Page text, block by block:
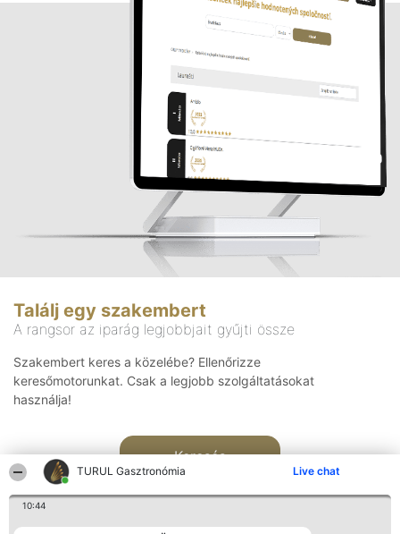
TURUL Gasztronómia Live chat
10:44
Találj egy szakembert
A rangsor az iparág legjobbjait gyűjti össze
Szakembert keres a közelébe? Ellenőrizze
keresőmotorunkat. Csak a legjobb szolgáltatásokat
használja!
Keresés